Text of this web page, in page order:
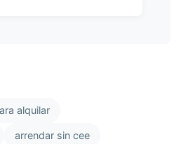
alquilar
arrendar sin cee